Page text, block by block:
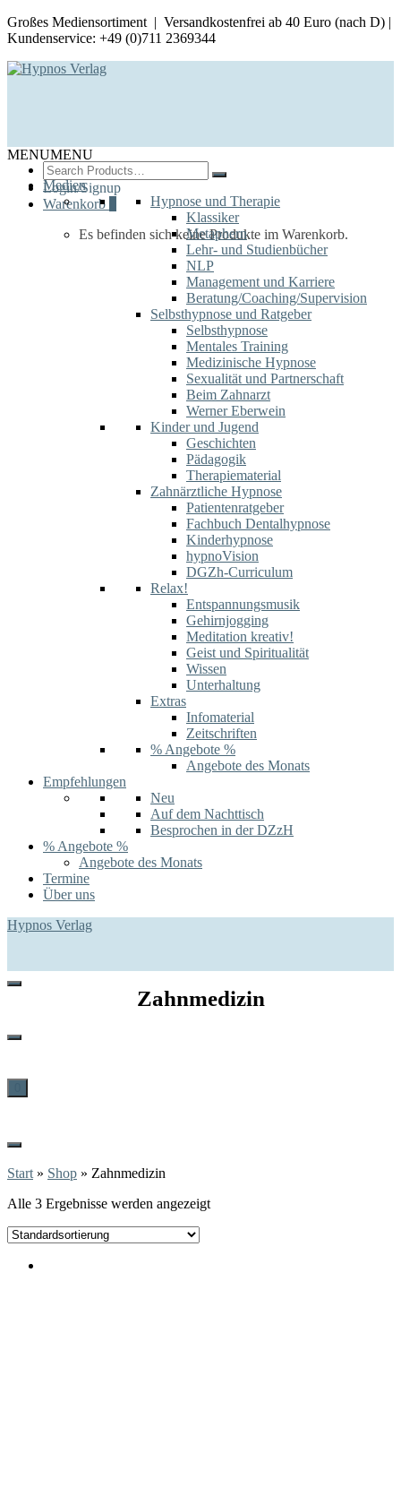
Großes Mediensortiment | Versandkostenfrei ab 40 Euro (nach D) |
Kundenservice: +49 (0)711 2369344
Search
for:
Login/Signup
Warenkorb
Es befinden sich keine Produkte im Warenkorb.
MENUMENU
Medien
Hypnose und Therapie
Klassiker
Metaphern
Lehr- und Studienbücher
NLP
Management und Karriere
Beratung/Coaching/Supervision
Selbsthypnose und Ratgeber
Selbsthypnose
Mentales Training
Medizinische Hypnose
Sexualität und Partnerschaft
Beim Zahnarzt
Werner Eberwein
Kinder und Jugend
Geschichten
Pädagogik
Therapiematerial
Zahnärztliche Hypnose
Patientenratgeber
Fachbuch Dentalhypnose
Kinderhypnose
hypnoVision
DGZh-Curriculum
Relax!
Entspannungsmusik
Gehirnjogging
Meditation kreativ!
Geist und Spiritualität
Wissen
Unterhaltung
Extras
Infomaterial
Zeitschriften
% Angebote %
Angebote des Monats
Empfehlungen
Neu
Auf dem Nachttisch
Besprochen in der DZzH
% Angebote %
Angebote des Monats
Termine
Über uns
Hypnos Verlag
Zahnmedizin
Start » Shop » Zahnmedizin
Alle 3 Ergebnisse werden angezeigt